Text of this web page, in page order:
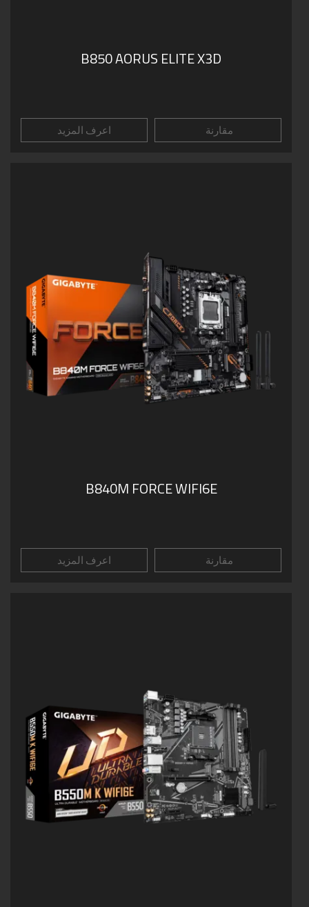
B850 AORUS ELITE X3D
اعرف المزيد مقارنة
B840M FORCE WIFI6E
اعرف المزيد مقارنة